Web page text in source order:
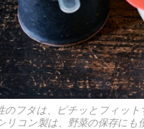
のフタは、ピチッとフィッ
リコン製は、野菜の保存にも